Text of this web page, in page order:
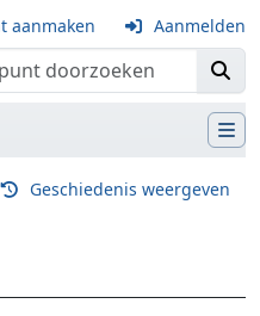
aanmaken Aanmelden
Geschiedenis weergeven